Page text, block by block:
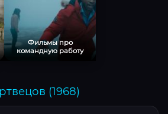
Фильмы про
командную работу
(1968)